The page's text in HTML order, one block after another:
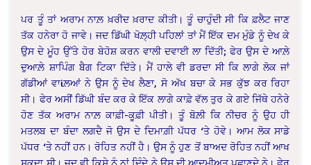
ਪਰ ਤੂੰ ਤਾਂ ਅਰਾਮ ਨਾਲ਼ ਖ਼ਰੀਦ ਖ਼ਰਾਦ ਕੀਤੀ। ਤੂੰ ਚਾਹੁੰਦੀ ਸੀ ਕਿ ਫ਼ਲੈਟ ਜਾਣ
ਤੱਕ ਹਨੇਰਾ ਹੋ ਜਾਵੇ। ਜਦ ਡਿੱਘੀ ਖੋਲ਼੍ਹੀ ਪਹਿਲਾਂ ਤਾਂ ਮੈਂ ਇੱਕ ਦਮ ਮੁੰਡੇ ਨੂੰ ਦੇਖ ਕੇ
ਉਸ ਦੇ ਮੂੰਹ ਉੱਤੇ ਹੋਰ ਬੇਹੋਸ਼ ਕਰਨ ਵਾਲੀ ਦਵਾਈ ਲਾ ਦਿੱਤੀ; ਫੇਰ ਉਸ ਦੇ ਆਲ਼ੇ
ਦੁਆਲ਼ੇ ਸ਼ਾਪਿੰਗ ਬੈਗ ਟਿਕਾ ਦਿੱਤੇ। ਮੈਂ ਹਾਲੇ ਵੀ ਡਰਦਾ ਸੀ ਕਿ ਲਾਗੇ ਲੋਕ ਜਾਂ
ਗੱਡੀਆਂ ਵਾiਲ਼ਆਂ ਨੇ ਉਸ ਨੂੰ ਦੇਖ ਲੈਣਾ, ਸੋ ਅੱਖ ਬਚਾ ਕੇ ਸਭ ਕੁੱਝ ਕਰ ਰਿਹਾ
ਸੀ। ਫੇਰ ਅਸੀਂ ਡਿੱਘੀ ਬੰਦ ਕਰ ਕੇ ਇੱਕ ਲਾਗੇ ਕਾਫ਼ੇ ਵੱਲ ਤੁਰ ਕੇ ਗਏ ਜਿੱਥੇ ਹਨੇਰੇ
ਹੋਣ ਤੱਕ ਅਰਾਮ ਨਾਲ਼ ਕਾਫ਼ੀ-ਕੂਫ਼ੀ ਪੀਤੀ। ਤੂੰ ਬੋਲ਼ੀ ਕਿ ਨੀਚਰ ਨੂੰ ਉਹ ਹੀ
ਮਤਲਬ ਦਾ ਬੰਦਾ ਲਗਦੈ ਜੋ ਉਸ ਦੇ ਦਿਮਾਗ਼ੀ ਪੱਧਰ ‘ਤੇ ਹੋਵੇ। ਆਮ ਲੋਕ ਸਾਡੇ
ਪੱਧਰ ‘ਤੇ ਨਹੀਂ ਹਨ। ਰੋਹਿਤ ਨਹੀਂ ਹੈ। ਉਸ ਨੂੰ ਹੁਣ ਤੋਂ ਬਾਅਦ ਰੋਹਿਤ ਨਹੀਂ ਆਖ
ਸਕਦਾ ਸੀ। ਜਦ ਵੀ ਕਿਸੇ ਨੂੰ ਨਾਂ ਦਿੰਦੇ ਨੇ ਉਸ ਦੀ ਆਦਮੀਅਤ ਪਛਾਣਦੇ ਨੇ। ਫੇਰ